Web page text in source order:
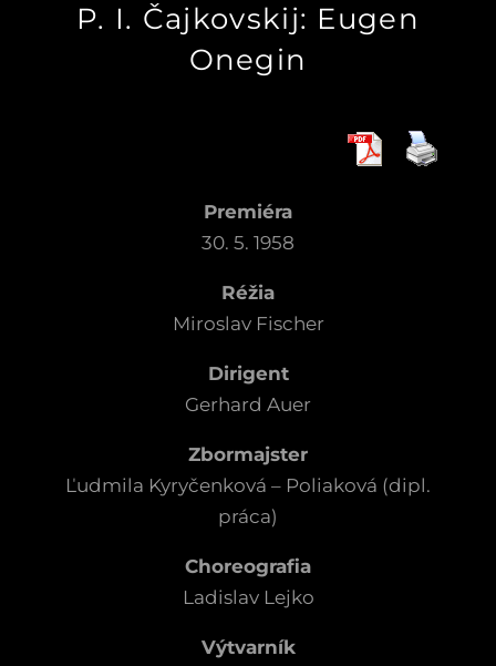
P. I. Čajkovskij: Eugen
Onegin
Premiéra
30. 5. 1958
Réžia
Miroslav Fischer
Dirigent
Gerhard Auer
Zbormajster
Ľudmila Kyryčenková – Poliaková (dipl.
práca)
Choreografia
Ladislav Lejko
Výtvarník